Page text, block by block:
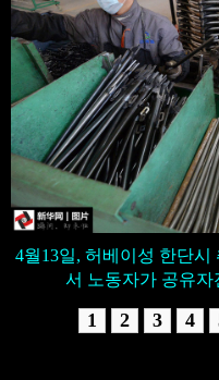
4월13일, 허베이성 한단시
서 노동자가 공유
1 2 3 4